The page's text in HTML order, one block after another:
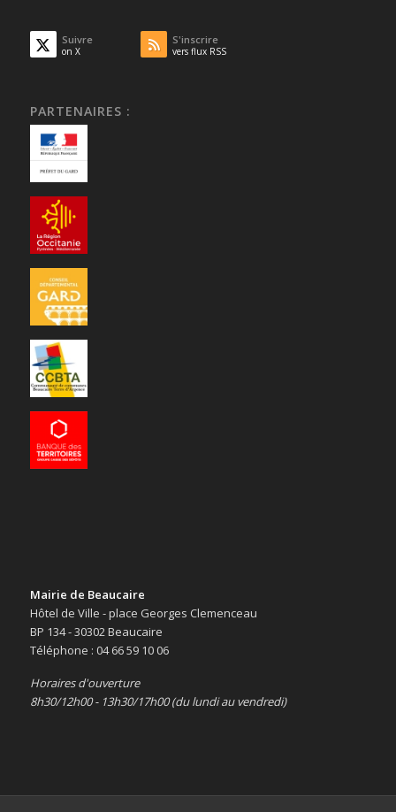
Suivre
on X
S'inscrire
vers flux RSS
PARTENAIRES :
Mairie de Beaucaire
Hôtel de Ville - place Georges Clemenceau
BP 134 - 30302 Beaucaire
Téléphone : 04 66 59 10 06
Horaires d'ouverture
8h30/12h00 - 13h30/17h00 (du lundi au vendredi)